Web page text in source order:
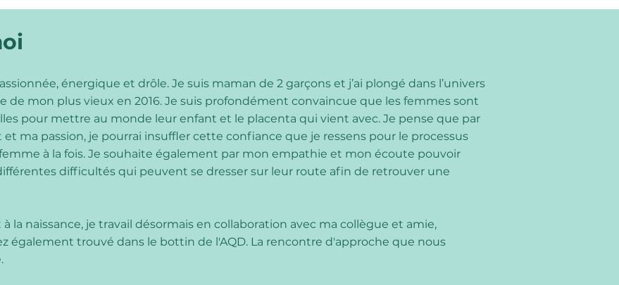
énergique et drôle. Je suis maman de 2 garçons et j’ai plongé dans l’univers
de mon plus vieux en 2016. Je suis profondément convaincue que les femmes sont
pour mettre au monde leur enfant et le placenta qui vient avec. Je pense que par
ma passion, je pourrai insuffler cette confiance que je ressens pour le processus
à la fois. Je souhaite également par mon empathie et mon écoute pouvoir
difficultés qui peuvent se dresser sur leur route afin de retrouver une
la naissance, je travail désormais en collaboration avec ma collègue et amie,
également trouvé dans le bottin de l'AQD. La rencontre d'approche que nous